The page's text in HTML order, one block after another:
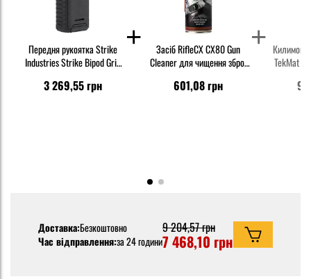
Передня рукоятка Strike
Industries Strike Bipod Grip
3 269,55 грн
Засіб RifleCX CX80 Gun
Cleaner для чищення зброї
601,08 грн
Килимок
TekMat
Доставка:Безкоштовно
Час відправлення:за 24 години
9 204,57 грн
7 468,10 грн